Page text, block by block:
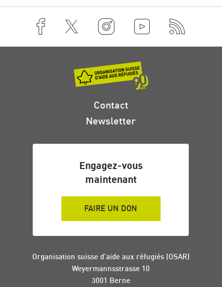
Contact
Newsletter
Engagez-vous
maintenant
FAIRE UN DON
Organisation suisse d’aide aux réfugiés (OSAR)
Weyermannsstrasse 10
3001 Berne